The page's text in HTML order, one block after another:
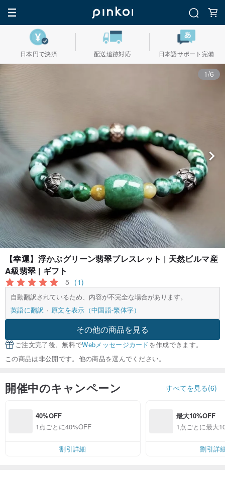
日本円で決済 配送追跡対応 日本語サポート完備
1/6
【幸運】浮かぶグリーン翡翠ブレスレット | 天然ビルマ産
A級翡翠 | ギフト
5 (1)
自動翻訳されているため、内容が不完全な場合があります。
英語に翻訳
原文を表示（中国語-繁体字）
その他の商品を見る
ご注文完了後、無料でWebメッセージカードを作成できます。
この商品は非公開です。他の商品を選んでください。
開催中のキャンペーン すべてを見る(6)
40%OFF
1点ごとに40%OFF
割引詳細
最大10%OFF
1点ごとに最大
割引詳